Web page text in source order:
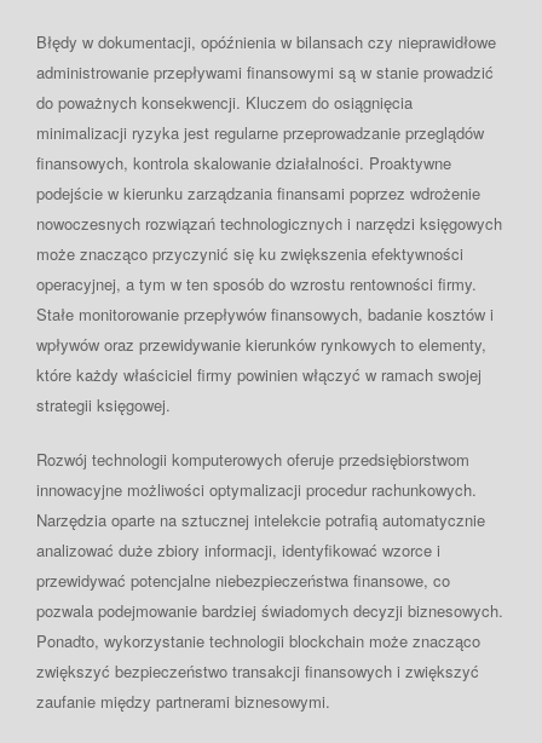
Błędy w dokumentacji, opóźnienia w bilansach czy nieprawidłowe
administrowanie przepływami finansowymi są w stanie prowadzić
do poważnych konsekwencji. Kluczem do osiągnięcia
minimalizacji ryzyka jest regularne przeprowadzanie przeglądów
finansowych, kontrola skalowanie działalności. Proaktywne
podejście w kierunku zarządzania finansami poprzez wdrożenie
nowoczesnych rozwiązań technologicznych i narzędzi księgowych
może znacząco przyczynić się ku zwiększenia efektywności
operacyjnej, a tym w ten sposób do wzrostu rentowności firmy.
Stałe monitorowanie przepływów finansowych, badanie kosztów i
wpływów oraz przewidywanie kierunków rynkowych to elementy,
które każdy właściciel firmy powinien włączyć w ramach swojej
strategii księgowej.
Rozwój technologii komputerowych oferuje przedsiębiorstwom
innowacyjne możliwości optymalizacji procedur rachunkowych.
Narzędzia oparte na sztucznej intelekcie potrafią automatycznie
analizować duże zbiory informacji, identyfikować wzorce i
przewidywać potencjalne niebezpieczeństwa finansowe, co
pozwala podejmowanie bardziej świadomych decyzji biznesowych.
Ponadto, wykorzystanie technologii blockchain może znacząco
zwiększyć bezpieczeństwo transakcji finansowych i zwiększyć
zaufanie między partnerami biznesowymi.